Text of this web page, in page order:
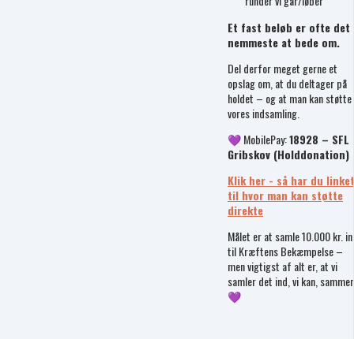
Et fast beløb er ofte det
nemmeste at bede om.
Del derfor meget gerne et
opslag om, at du deltager på
holdet – og at man kan støtte
vores indsamling.
💜 MobilePay:18928 – SFL
Gribskov (Holddonation)
Klik her - så har du linket
til hvor man kan støtte
direkte
Målet er at samle 10.000 kr.
til Kræftens Bekæmpelse –
men vigtigst af alt er, at vi
samler det ind, vi kan, sammen
💜